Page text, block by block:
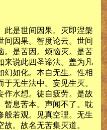
此是世间因果。灭即涅槃
间因果。智度论云。世间
。是苦因。烦恼灭。是苦
来说此四圣谛法。盖为凡
幻如化。本自无生。性相
无生法中。妄见生灭。
作水想。徒自疲劳。是故
暂息苦本。声闻不了。耽
般若观。见真空理。无生
。故名无苦集灭道。